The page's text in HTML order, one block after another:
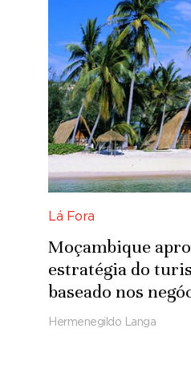
Lá Fora
Moçambique
estratégia do
baseado nos
Hermenegildo Langa